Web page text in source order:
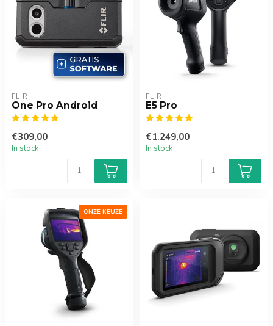
FLIR
One Pro Android
€309,00
In stock
FLIR
E5 Pro
€1.249,00
In stock
ONZE KEUZE